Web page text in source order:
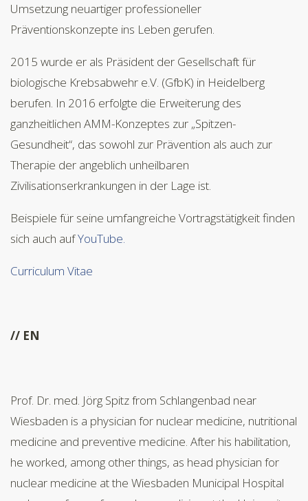
Umsetzung neuartiger professioneller
Präventionskonzepte ins Leben gerufen.
2015 wurde er als Präsident der Gesellschaft für
biologische Krebsabwehr e.V. (GfbK) in Heidelberg
berufen. In 2016 erfolgte die Erweiterung des
ganzheitlichen AMM-Konzeptes zur „Spitzen-
Gesundheit“, das sowohl zur Prävention als auch zur
Therapie der angeblich unheilbaren
Zivilisationserkrankungen in der Lage ist.
Beispiele für seine umfangreiche Vortragstätigkeit finden
sich auch aufYouTube.
Curriculum Vitae
// EN
Prof. Dr. med. Jörg Spitz from Schlangenbad near
Wiesbaden is a physician for nuclear medicine, nutritional
medicine and preventive medicine. After his habilitation,
he worked, among other things, as head physician for
nuclear medicine at the Wiesbaden Municipal Hospital